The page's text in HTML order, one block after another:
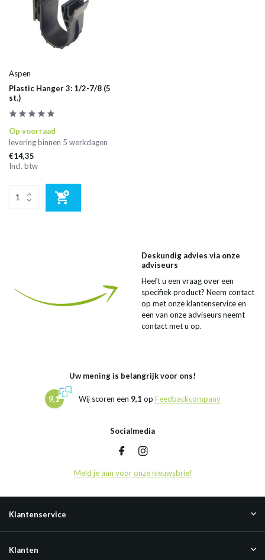
Aspen
Plastic Hanger 3: 1/2-7/8 (5
st.)
Op voorraad
levering binnen 5 werkdagen
€14,35
Incl. btw
Deskundig advies via onze
adviseurs
Heeft u een vraag over een
specifiek product? Neem contact
op met onze klantenservice en
een van onze adviseurs neemt
contact met u op.
Uw mening is belangrijk voor ons!
9,1 Wij scoren een 9,1 op Feedbackcompany
Socialmedia
Meld je aan voor onze nieuwsbrief
Klantenservice
Klanten